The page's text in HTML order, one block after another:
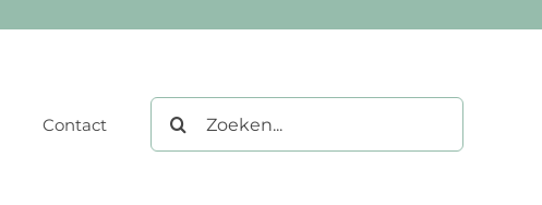
Contact
naar: